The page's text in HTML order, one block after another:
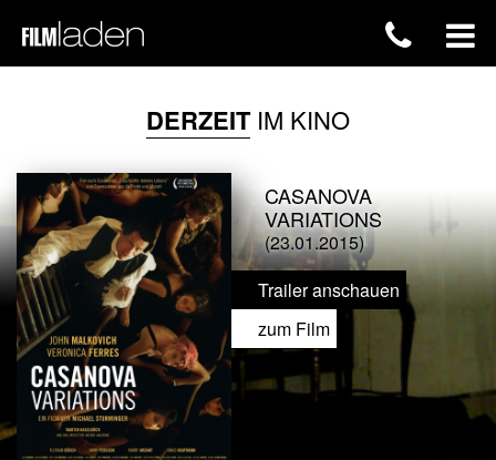
DERZEITIM KINO
CASANOVA
VARIATIONS
(23.01.2015)
Trailer anschauen
zum Film